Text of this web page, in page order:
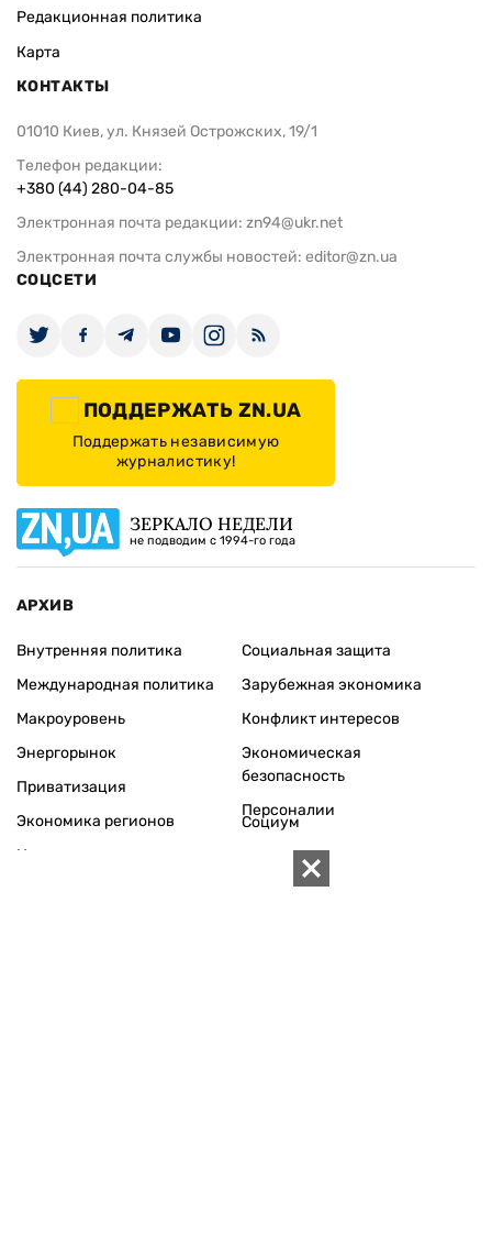
Редакционная политика
Карта
КОНТАКТЫ
01010 Киев, ул. Князей Острожских, 19/1
Телефон редакции:
+380 (44) 280-04-85
Электронная почта редакции: zn94@ukr.net
Электронная почта службы новостей: editor@zn.ua
СОЦСЕТИ
ПОДДЕРЖАТЬ ZN.UA
Поддержать независимую
журналистику!
ЗЕРКАЛО НЕДЕЛИ
не подводим с 1994-го года
АРХИВ
Внутренняя политика
Международная политика
Макроуровень
Энергорынок
Приватизация
Экономика регионов
Социальная защита
Зарубежная экономика
Конфликт интересов
Экономическая
безопасность
Персоналии
Наука
Социум
История
Круг семьи